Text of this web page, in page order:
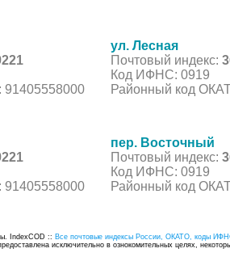
ул. Лесная
Почтовый индекс:
Код ИФНС: 0919
Районный код
пер. Восточный
Почтовый индекс:
Код ИФНС: 0919
Районный код
IndexCOD :: Все почтовые индексы России, ОКАТО, коды
исключительно в ознокомительных целях,